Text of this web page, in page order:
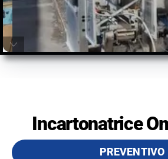
Incartonatrice
PREVENTIVO